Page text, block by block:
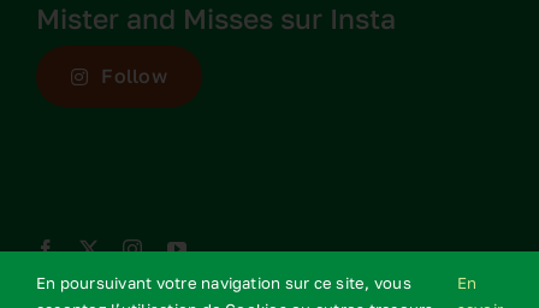
Mister and Misses sur Insta
Follow
Mentions légales CGV
En poursuivant votre navigation sur ce site, vous
En